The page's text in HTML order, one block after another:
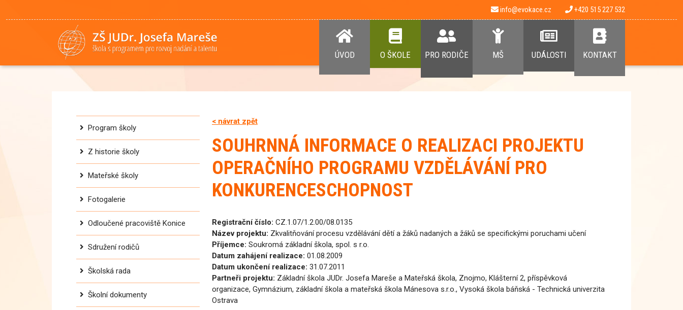
info@evokace.cz +420 515 227 532
ÚVOD O ŠKOLE PRO RODIČE MŠ UDÁLOSTI KONTAKT
Program školy
Z historie školy
Mateřské školy
Fotogalerie
Odloučené pracoviště Konice
Sdružení rodičů
Školská rada
Školní dokumenty
< návrat zpět
SOUHRNNÁ INFORMACE O REALIZACI PROJEKTU
OPERAČNÍHO PROGRAMU VZDĚLÁVÁNÍ PRO
KONKURENCESCHOPNOST
Registrační číslo: CZ.1.07/1.2.00/08.0135
Název projektu: Zkvalitňování procesu vzdělávání dětí a žáků nadaných a žáků se specifickými poruchami učení
Příjemce: Soukromá základní škola, spol. s r.o.
Datum zahájení realizace: 01.08.2009
Datum ukončení realizace: 31.07.2011
Partneři projektu: Základní škola JUDr. Josefa Mareše a Mateřská škola, Znojmo, Klášterní 2, příspěvková
organizace, Gymnázium, základní škola a mateřská škola Mánesova s.r.o., Vysoká škola báňská - Technická univerzita
Ostrava